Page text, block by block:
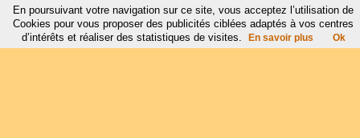
En poursuivant votre navigation sur ce site, vous acceptez l’utilisation de
Cookies pour vous proposer des publicités ciblées adaptés à vos centres
d’intérêts et réaliser des statistiques de visites.
En savoir plus Ok